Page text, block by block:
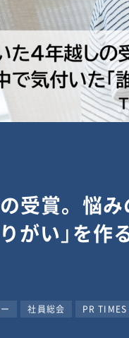
受賞。悩み
がい」を作
社員総会 PR TIMES